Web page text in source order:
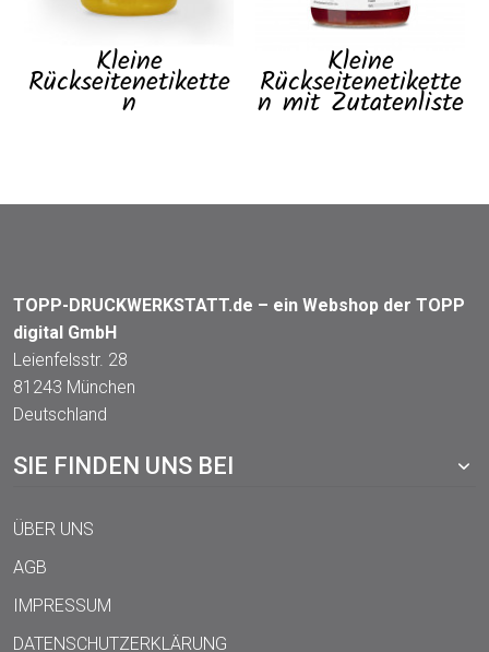
Kleine
Rückseitenetikette
n
Kleine
Rückseitenetikette
n mit Zutatenliste
TOPP-DRUCKWERKSTATT.de – ein Webshop der TOPP
digital GmbH
Leienfelsstr. 28
81243 München
Deutschland
SIE FINDEN UNS BEI
ÜBER UNS
AGB
IMPRESSUM
DATENSCHUTZERKLÄRUNG